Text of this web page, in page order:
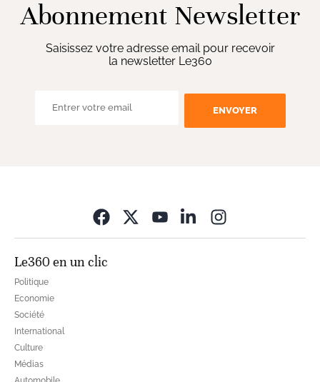
Abonnement Newsletter
Saisissez votre adresse email pour recevoir
la newsletter Le360
ENVOYER
Le360 en un clic
Politique
Economie
Société
International
Culture
Médias